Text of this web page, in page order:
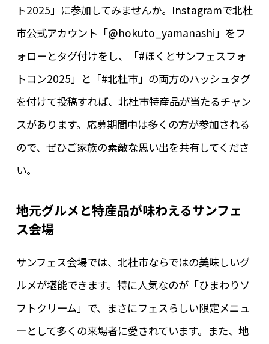
ト2025」に参加してみませんか。Instagramで北杜
市公式アカウント「@hokuto_yamanashi」をフ
ォローとタグ付けをし、「#ほくとサンフェスフォ
トコン2025」と「#北杜市」の両方のハッシュタグ
を付けて投稿すれば、北杜市特産品が当たるチャン
スがあります。応募期間中は多くの方が参加される
ので、ぜひご家族の素敵な思い出を共有してくださ
い。
地元グルメと特産品が味わえるサンフェ
ス会場
サンフェス会場では、北杜市ならではの美味しいグ
ルメが堪能できます。特に人気なのが「ひまわりソ
フトクリーム」で、まさにフェスらしい限定メニュ
ーとして多くの来場者に愛されています。また、地